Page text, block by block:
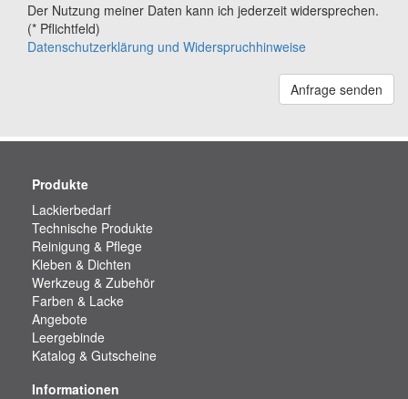
Der Nutzung meiner Daten kann ich jederzeit widersprechen.
(* Pflichtfeld)
Datenschutzerklärung und Widerspruchhinweise
Anfrage senden
Produkte
Lackierbedarf
Technische Produkte
Reinigung & Pflege
Kleben & Dichten
Werkzeug & Zubehör
Farben & Lacke
Angebote
Leergebinde
Katalog & Gutscheine
Informationen